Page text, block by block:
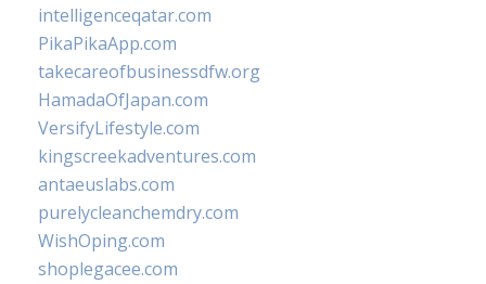
intelligenceqatar.com
PikaPikaApp.com
takecareofbusinessdfw.org
HamadaOfJapan.com
VersifyLifestyle.com
kingscreekadventures.com
antaeuslabs.com
purelycleanchemdry.com
WishOping.com
shoplegacee.com